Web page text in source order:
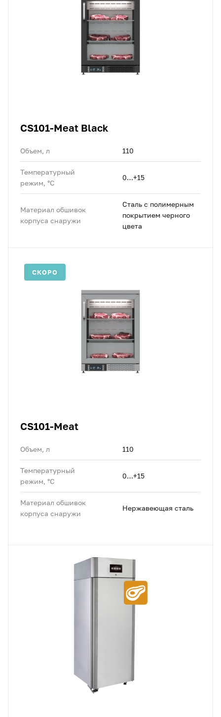
CS101-Meat Black
Объем, л 110
Температурный
режим, °C
0…+15
Материал обшивок
корпуса снаружи
Сталь с полимерным
покрытием черного
цвета
СКОРО
CS101-Meat
Объем, л 110
Температурный
режим, °C
0…+15
Материал обшивок
корпуса снаружи
Нержавеющая сталь